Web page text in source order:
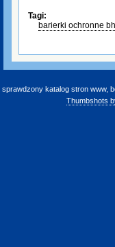
Tagi:
barierki ochronne
sprawdzony katalog stron www,
Thumbshots